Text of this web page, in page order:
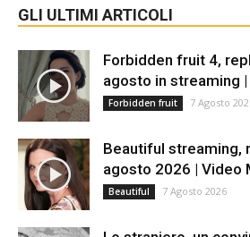
GLI ULTIMI ARTICOLI
Forbidden fruit 4,
agosto in streaming
Forbidden fruit 7 Agosto
Beautiful streaming,
agosto 2026 | Video
Beautiful 7 Agosto 2026